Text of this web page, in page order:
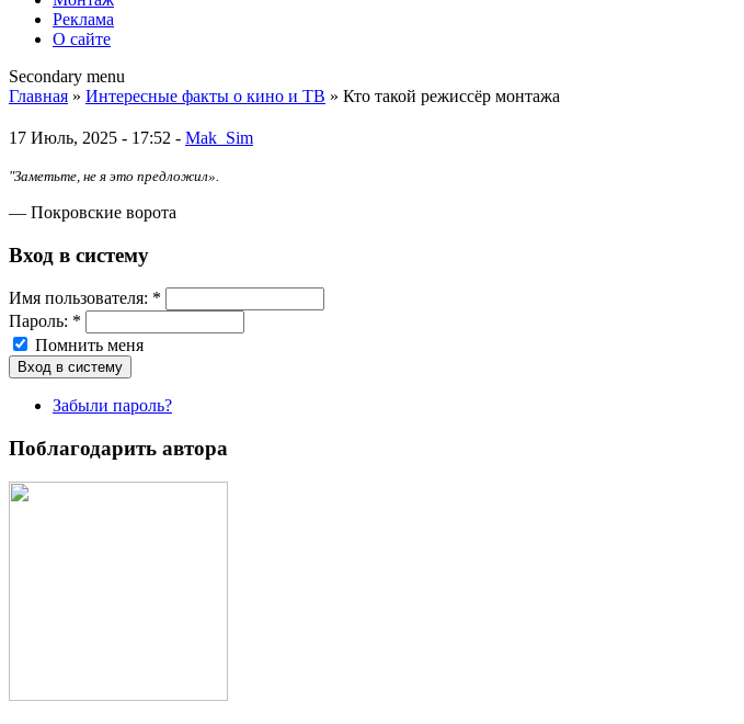
Реклама
О сайте
Secondary menu
Главная » Интересные факты о кино и ТВ » Кто такой режиссёр монтажа
17 Июль, 2025 - 17:52 - Mak_Sim
"Заметьте, не я это предложил».
— Покровские ворота
Вход в систему
Имя пoльзовaтeля: *
Пароль: *
Помнить меня
Забыли пароль?
Поблагодарить автора